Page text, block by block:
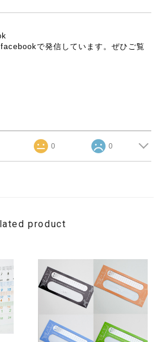
で発信しています。ぜひご覧
0 0
product